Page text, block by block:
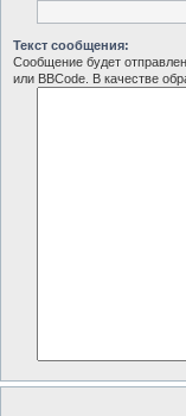
Текст сообщения:
Сообщение будет
или BBCode. В качестве